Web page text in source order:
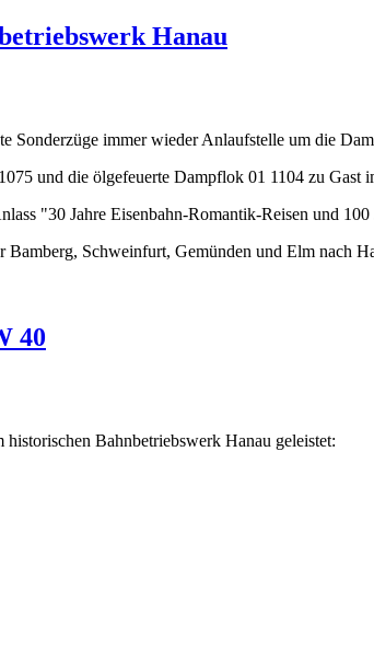
Hanau
Sonderzüge immer wieder Anlaufstelle um die
und die ölgefeuerte Dampflok 01 1104 zu Gast
"30 Jahre Eisenbahn-Romantik-Reisen und
Schweinfurt, Gemünden und Elm nach
40
Bahnbetriebswerk Hanau geleistet: